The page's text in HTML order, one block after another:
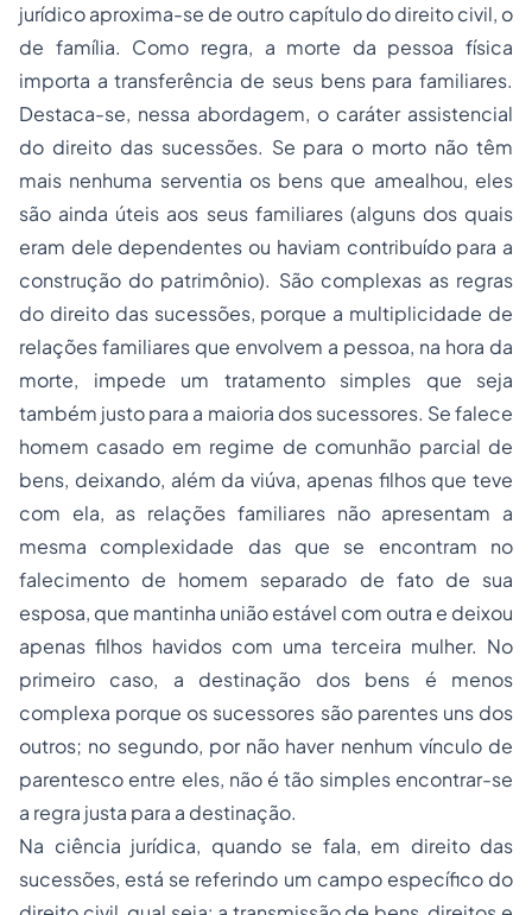
jurídico aproxima-se de outro capítulo do direito civil, o
de família. Como regra, a morte da pessoa física
importa a transferência de seus bens para familiares.
Destaca-se, nessa abordagem, o caráter assistencial
do direito das sucessões. Se para o morto não têm
mais nenhuma serventia os bens que amealhou, eles
são ainda úteis aos seus familiares (alguns dos quais
eram dele dependentes ou haviam contribuído para a
construção do patrimônio). São complexas as regras
do direito das sucessões, porque a multiplicidade de
relações familiares que envolvem a pessoa, na hora da
morte, impede um tratamento simples que seja
também justo para a maioria dos sucessores. Se falece
homem casado em regime de comunhão parcial de
bens, deixando, além da viúva, apenas filhos que teve
com ela, as relações familiares não apresentam a
mesma complexidade das que se encontram no
falecimento de homem separado de fato de sua
esposa, que mantinha união estável com outra e deixou
apenas filhos havidos com uma terceira mulher. No
primeiro caso, a destinação dos bens é menos
complexa porque os sucessores são parentes uns dos
outros; no segundo, por não haver nenhum vínculo de
parentesco entre eles, não é tão simples encontrar-se
a regra justa para a destinação.
Na ciência jurídica, quando se fala, em direito das
sucessões, está se referindo um campo específico do